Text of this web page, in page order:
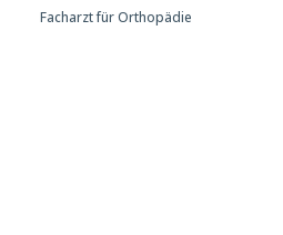
Facharzt für Orthopädie